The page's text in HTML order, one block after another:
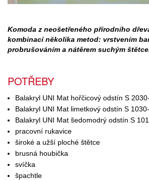
Komoda z neošetřeného přírodního
kombinací několika metod: vrstvením
probrušováním a nátěrem suchým
POTŘEBY
Balakryl UNI Mat hořčicový odstín S
Balakryl UNI Mat limetkový odstín S
Balakryl UNI Mat šedomodrý odstín S
pracovní rukavice
široké a užší ploché štětce
brusná houbička
svíčka
špachtle